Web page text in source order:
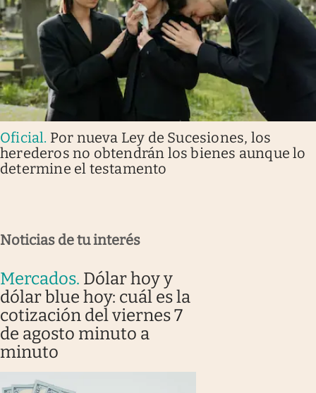
Oficial. Por nueva Ley de Sucesiones, los
herederos no obtendrán los bienes aunque lo
determine el testamento
Noticias de tu interés
Mercados. Dólar hoy y
dólar blue hoy: cuál es la
cotización del viernes 7
de agosto minuto a
minuto